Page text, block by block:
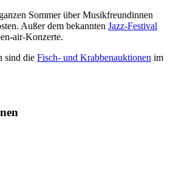
Sommer über Musikfreundinnen
Außer dem bekannten Jazz-Festival
air-Konzerte.
sind die Fisch- und Krabbenauktionen im